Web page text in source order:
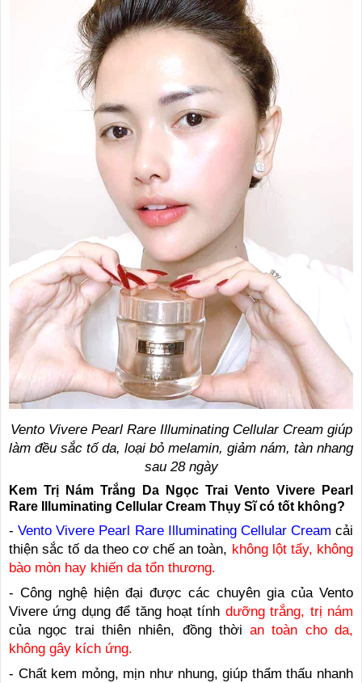
Vento Vivere Pearl Rare Illuminating Cellular Cream giúp
làm đều sắc tố da, loại bỏ melamin, giảm nám, tàn nhang
sau 28 ngày
Kem Trị Nám Trắng Da Ngọc Trai Vento Vivere Pearl
Rare Illuminating Cellular Cream Thụy Sĩ có tốt không?
-Vento Vivere Pearl Rare Illuminating Cellular Cream cải
thiện sắc tố da theo cơ chế an toàn, không lột tẩy, không
bào mòn hay khiến da tổn thương.
- Công nghệ hiện đại được các chuyên gia của Vento
Vivere ứng dụng để tăng hoạt tính dưỡng trắng, trị nám
của ngọc trai thiên nhiên, đồng thờian toàn cho da,
không gây kích ứng.
- Chất kem mỏng, mịn như nhung, giúp thẩm thấu nhanh